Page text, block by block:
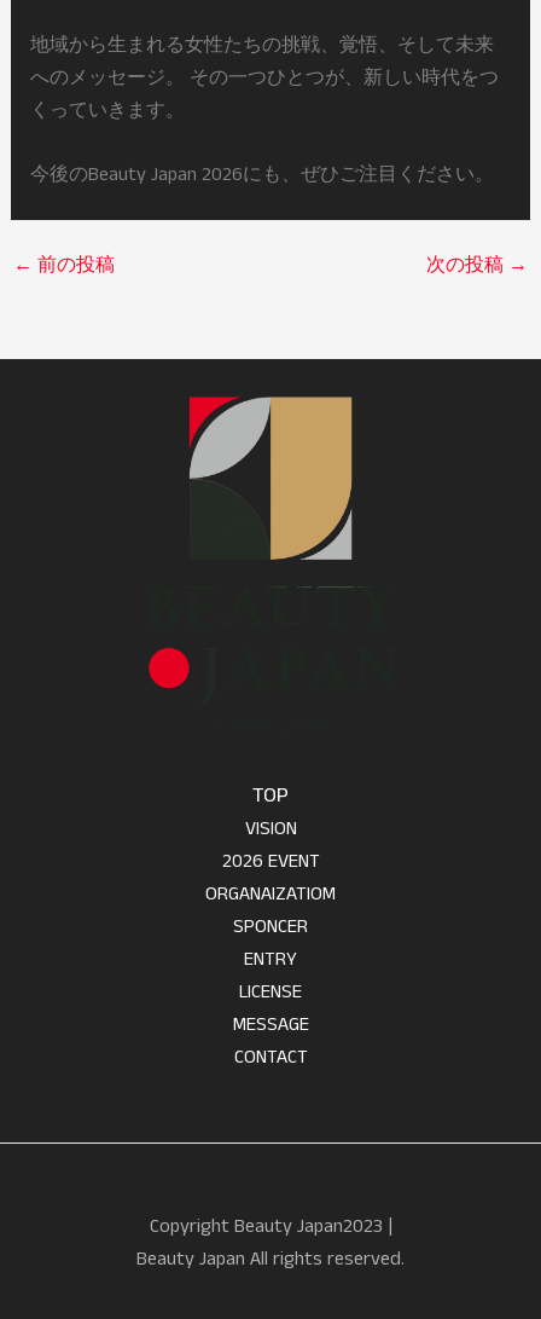
地域から生まれる女性たちの挑戦、覚悟、そして未来
へのメッセージ。 その一つひとつが、新しい時代をつ
くっていきます。
今後のBeauty Japan 2026にも、ぜひご注目ください。
← 前の投稿 次の投稿 →
TOP
VISION
2026 EVENT
ORGANAIZATIOM
SPONCER
ENTRY
LICENSE
MESSAGE
CONTACT
Copyright Beauty Japan2023 |
Beauty Japan All rights reserved.